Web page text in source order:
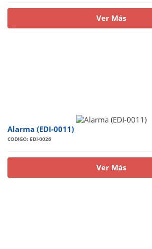
Ver Más
Alarma (EDI-0011)
CODIGO: EDI-0026
Ver Más